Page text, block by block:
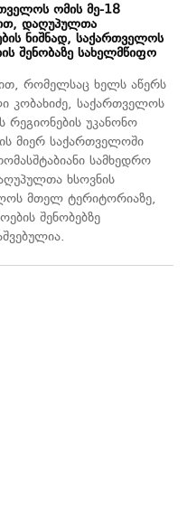
ომის მე-18
დაღუპულთა
ნიშნად, საქართველოს
შენობაზე სახელმწიფო
რომელსაც ხელს აწერს
კობახიძე, საქართველოს
რეგიონების უკანონო
მიერ საქართველოში
სამხედრო
ხსოვნის
მთელ ტერიტორიაზე,
შენობებზე